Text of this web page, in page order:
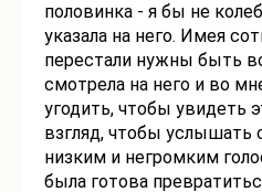
половинка - я бы не
указала на него. Имея
перестали нужны быть
смотрела на него и во
угодить, чтобы увидеть
взгляд, чтобы услышать
низким и негромким
была готова